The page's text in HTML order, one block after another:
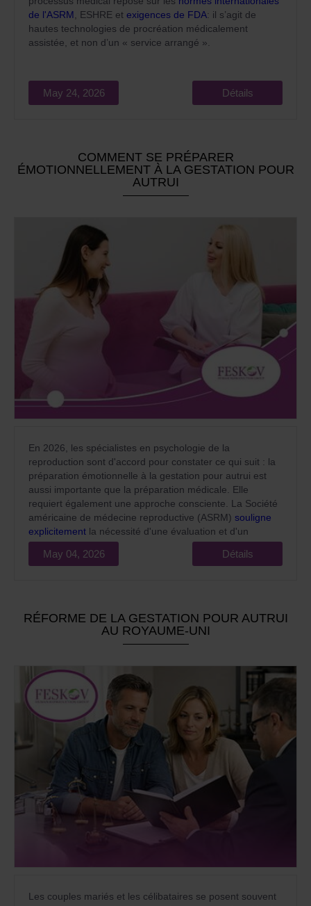
de l'ASRM , ESHRE et exigences de FDA: il s’agit de
hautes technologies de procréation médicalement
assistée, et non d’un « service arrangé ».
May 24, 2026 Détails
COMMENT SE PRÉPARER
ÉMOTIONNELLEMENT À LA GESTATION POUR
AUTRUI
En 2026, les spécialistes en psychologie de la
reproduction sont d'accord pour constater ce qui suit : la
préparation émotionnelle à la gestation pour autrui est
aussi importante que la préparation médicale. Elle
requiert également une approche consciente. La Société
américaine de médecine reproductive (ASRM) souligne
explicitement la nécessité d'une évaluation et d'un
accompagnement psychologique pour tous les
participants aux programmes de gestation pour autrui
May 04, 2026 Détails
RÉFORME DE LA GESTATION POUR AUTRUI
AU ROYAUME-UNI
Les couples mariés et les célibataires se posent souvent